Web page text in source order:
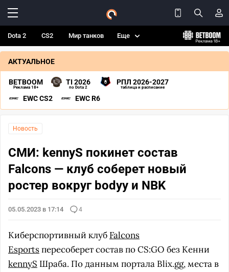
Dota 2 CS2 Мир танков Еще
АКТУАЛЬНОЕ
BETBOOM
Реклама 18+
TI 2026
по Dota 2
РПЛ 2026-2027
таблица и расписание
EWC CS2 EWC R6
Новость
СМИ: kennyS покинет состав
Falcons — клуб соберет новый
ростер вокруг bodyy и NBK
05.05.2023 в 17:14 4
Киберспортивный клуб Falcons
Esportsпересоберет состав по CS:GO без Кенни
kennyS Шраба. По данным портала Blix.gg, места в